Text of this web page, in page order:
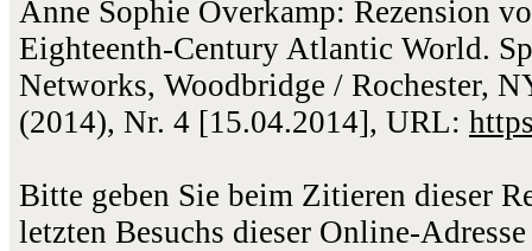
Anne Sophie Overkamp: Rezension
Eighteenth-Century Atlantic World.
Networks, Woodbridge / Rochester,
(2014), Nr. 4 [15.04.2014], URL:
Bitte geben Sie beim Zitieren dieser
letzten Besuchs dieser Online-Adresse